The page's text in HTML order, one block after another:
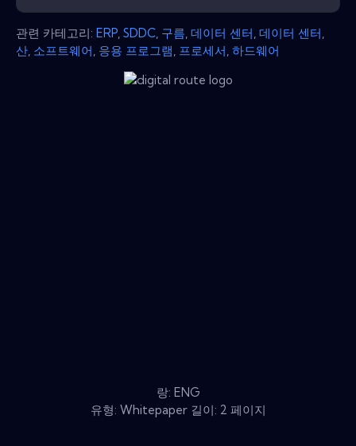
관련 카테고리: ERP SDDC 구름 데이터 센터 데이터 센터
산 소프트웨어 응용 프로그램 프로세서 하드웨어
랑: ENG
유형: Whitepaper 길이: 2 페이지